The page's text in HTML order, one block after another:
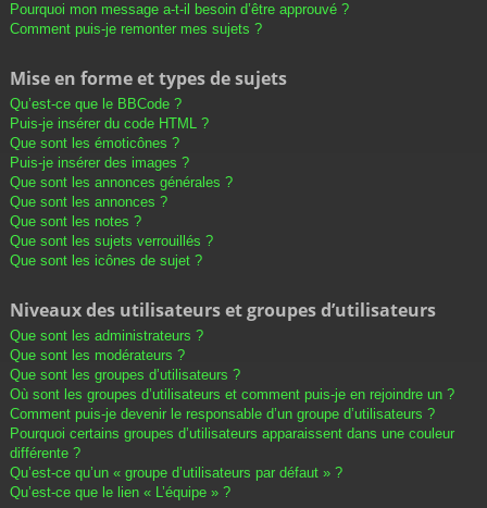
Pourquoi mon message a-t-il besoin d’être approuvé ?
Comment puis-je remonter mes sujets ?
Mise en forme et types de sujets
Qu’est-ce que le BBCode ?
Puis-je insérer du code HTML ?
Que sont les émoticônes ?
Puis-je insérer des images ?
Que sont les annonces générales ?
Que sont les annonces ?
Que sont les notes ?
Que sont les sujets verrouillés ?
Que sont les icônes de sujet ?
Niveaux des utilisateurs et groupes d’utilisateurs
Que sont les administrateurs ?
Que sont les modérateurs ?
Que sont les groupes d’utilisateurs ?
Où sont les groupes d’utilisateurs et comment puis-je en rejoindre un ?
Comment puis-je devenir le responsable d’un groupe d’utilisateurs ?
Pourquoi certains groupes d’utilisateurs apparaissent dans une couleur
différente ?
Qu’est-ce qu’un « groupe d’utilisateurs par défaut » ?
Qu’est-ce que le lien « L’équipe » ?